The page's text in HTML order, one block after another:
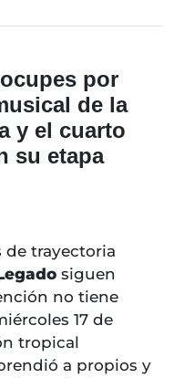
por
de la
y el cuarto
su etapa
de trayectoria
siguen
no tiene
17 de
tropical
a propios y